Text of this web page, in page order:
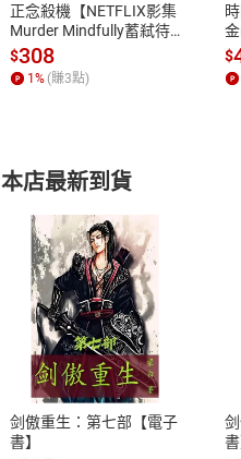
付款方式
ATM轉帳、信用卡、LINE
正念殺機【NETFLIX影集
Murder Mindfully蓄弒待
發】【電子書】
$308
1 % (賺3點)
$
本店最新到貨
剑傲重生：第七部【電子
書】
書